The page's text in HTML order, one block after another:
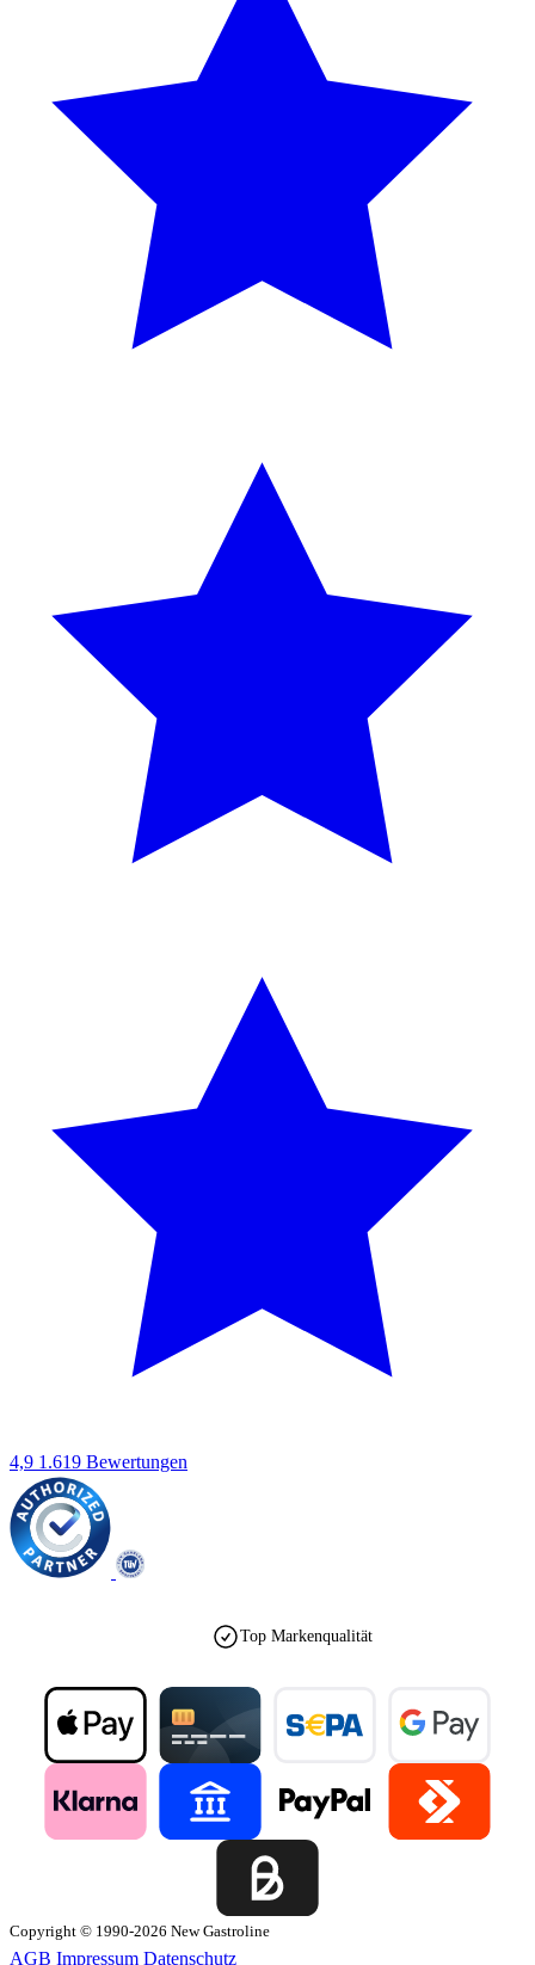
4,9 1.619 Bewertungen
Top Markenqualität
Copyright © 1990-2026 New Gastroline
AGB Impressum Datenschutz